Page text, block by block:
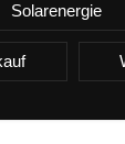
Solarenergie